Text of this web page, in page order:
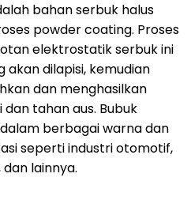
bahan serbuk halus
powder coating. Proses
elektrostatik serbuk ini
akan dilapisi, kemudian
dan menghasilkan
tahan aus. Bubuk
berbagai warna dan
seperti industri otomotif,
lainnya.